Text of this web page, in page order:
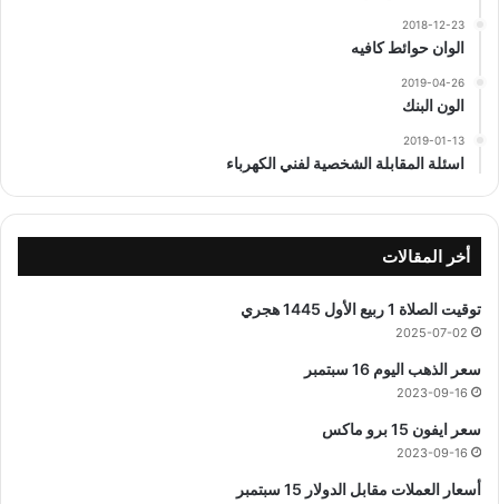
2018-12-23
الوان حوائط كافيه
2019-04-26
الون البنك
2019-01-13
اسئلة المقابلة الشخصية لفني الكهرباء
أخر المقالات
توقيت الصلاة 1 ربيع الأول 1445 هجري
2025-07-02
سعر الذهب اليوم 16 سبتمبر
2023-09-16
سعر ايفون 15 برو ماكس
2023-09-16
أسعار العملات مقابل الدولار 15 سبتمبر